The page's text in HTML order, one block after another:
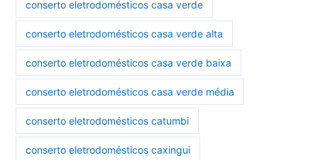
conserto eletrodomésticos casa verde
conserto eletrodomésticos casa verde alta
conserto eletrodomésticos casa verde baixa
conserto eletrodomésticos casa verde média
conserto eletrodomésticos catumbi
conserto eletrodomésticos caxingui